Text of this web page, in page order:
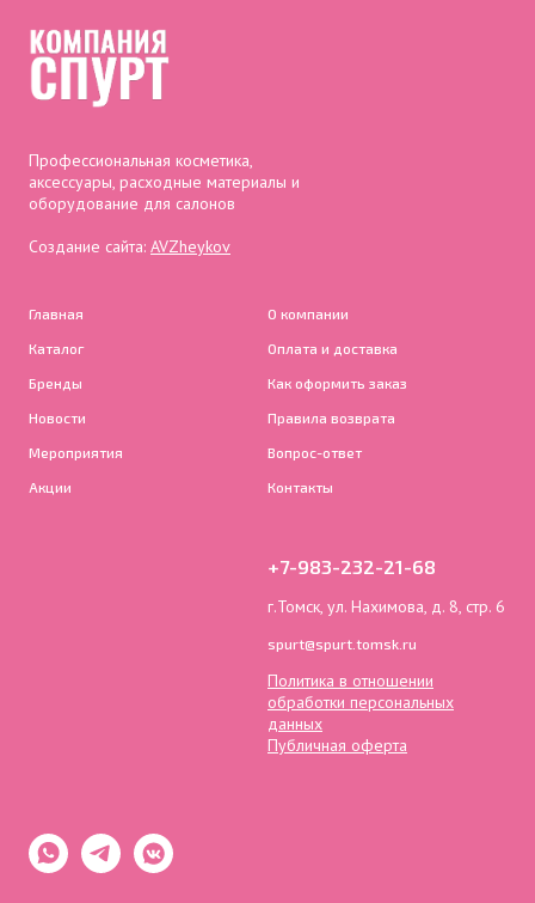
Профессиональная косметика,
аксессуары, расходные материалы и
оборудование для салонов
Создание сайта: AVZheykov
Главная
Каталог
Бренды
Новости
Мероприятия
Акции
О компании
Оплата и доставка
Как оформить заказ
Правила возврата
Вопрос-ответ
Контакты
+7-983-232-21-68
г.Томск, ул. Нахимова, д. 8, стр. 6
spurt@spurt.tomsk.ru
Политика в отношении
обработки персональных
данных
Публичная оферта